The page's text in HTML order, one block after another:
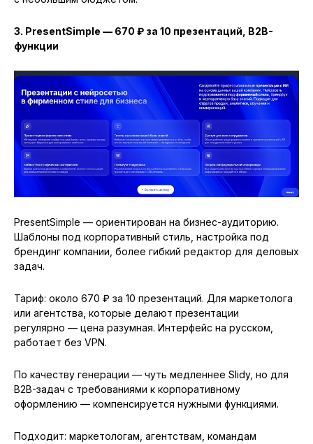
3. PresentSimple — 670 ₽ за 10 презентаций, B2B-
функции
PresentSimple — ориентирован на бизнес-аудиторию.
Шаблоны под корпоративный стиль, настройка под
брендинг компании, более гибкий редактор для деловых
задач.
Тариф: около 670 ₽ за 10 презентаций. Для маркетолога
или агентства, которые делают презентации
регулярно — цена разумная. Интерфейс на русском,
работает без VPN.
По качеству генерации — чуть медленнее Slidy, но для
B2B-задач с требованиями к корпоративному
оформлению — компенсируется нужными функциями.
Подходит: маркетологам, агентствам, командам